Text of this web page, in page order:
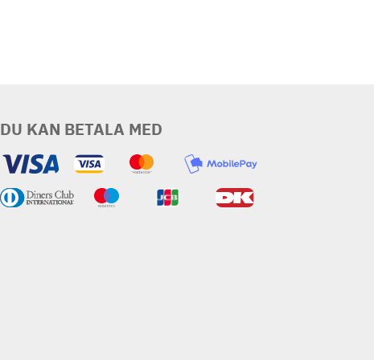
DU KAN BETALA MED